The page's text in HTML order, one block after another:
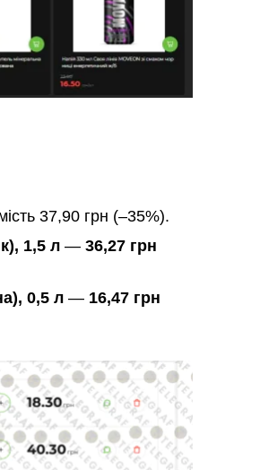
37,90 грн (–35%).
1,5 л — 36,27 грн
0,5 л — 16,47 грн